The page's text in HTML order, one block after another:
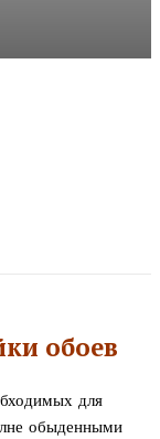
обоев
для
обыденными